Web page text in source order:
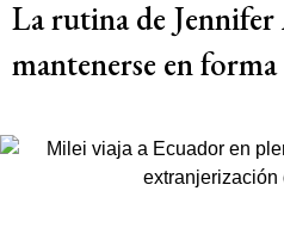
La rutina de
mantenerse en forma